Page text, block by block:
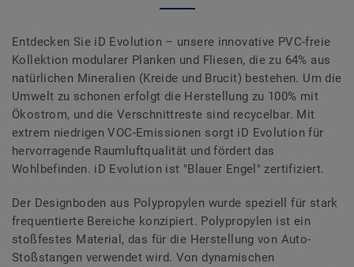
Entdecken Sie iD Evolution – unsere innovative PVC-freie
Kollektion modularer Planken und Fliesen, die zu 64% aus
natürlichen Mineralien (Kreide und Brucit) bestehen. Um die
Umwelt zu schonen erfolgt die Herstellung zu 100% mit
Ökostrom, und die Verschnittreste sind recycelbar. Mit
extrem niedrigen VOC-Emissionen sorgt iD Evolution für
hervorragende Raumluftqualität und fördert das
Wohlbefinden. iD Evolution ist "Blauer Engel" zertifiziert.
Der Designboden aus Polypropylen wurde speziell für stark
frequentierte Bereiche konzipiert. Polypropylen ist ein
stoßfestes Material, das für die Herstellung von Auto-
Stoßstangen verwendet wird. Von dynamischen